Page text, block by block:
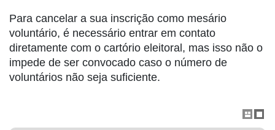
Para cancelar a sua inscrição como mesário
voluntário, é necessário entrar em contato
diretamente com o cartório eleitoral, mas isso não o
impede de ser convocado caso o número de
voluntários não seja suficiente.